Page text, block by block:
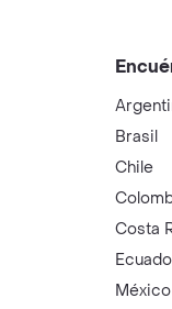
Brasil
Chile
Costa
México